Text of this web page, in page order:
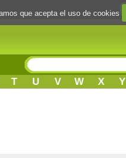
T U V W X Y
que acepta el uso de cookies